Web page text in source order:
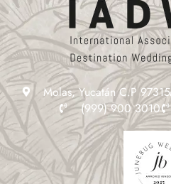
Molas, Yucatán C.P 97315
(999) 900 3010